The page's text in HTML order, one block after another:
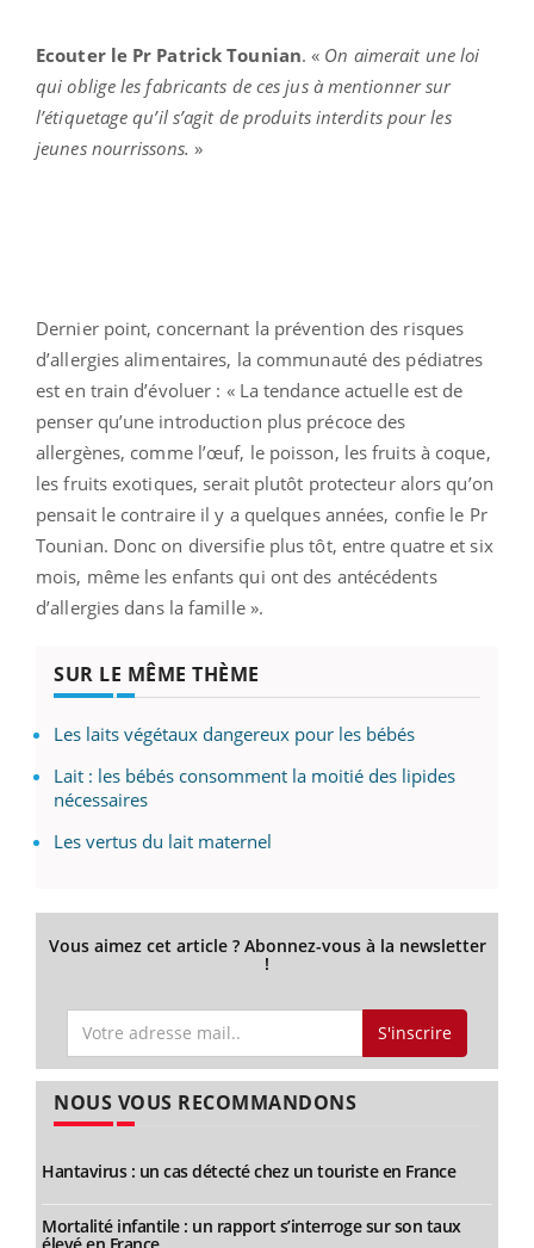
Ecouter le Pr Patrick Tounian. « On aimerait une loi
qui oblige les fabricants de ces jus à mentionner sur
l’étiquetage qu’il s’agit de produits interdits pour les
jeunes nourrissons. »
Dernier point, concernant la prévention des risques
d’allergies alimentaires, la communauté des pédiatres
est en train d’évoluer : « La tendance actuelle est de
penser qu’une introduction plus précoce des
allergènes, comme l’œuf, le poisson, les fruits à coque,
les fruits exotiques, serait plutôt protecteur alors qu’on
pensait le contraire il y a quelques années, confie le Pr
Tounian. Donc on diversifie plus tôt, entre quatre et six
mois, même les enfants qui ont des antécédents
d’allergies dans la famille ».
SUR LE MÊME THÈME
Les laits végétaux dangereux pour les bébés
Lait : les bébés consomment la moitié des lipides
nécessaires
Les vertus du lait maternel
Vous aimez cet article ? Abonnez-vous à la newsletter
!
S'inscrire
NOUS VOUS RECOMMANDONS
Hantavirus : un cas détecté chez un touriste en France
Mortalité infantile : un rapport s’interroge sur son taux